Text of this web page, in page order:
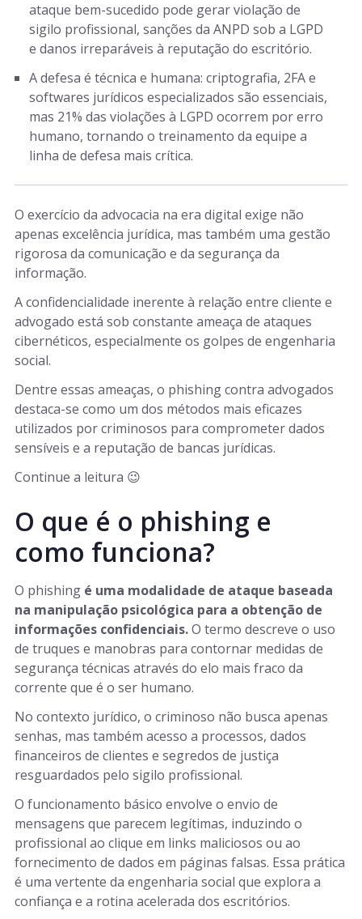
ataque bem-sucedido pode gerar violação de
sigilo profissional, sanções da ANPD sob a LGPD
e danos irreparáveis à reputação do escritório.
A defesa é técnica e humana: criptografia, 2FA e
softwares jurídicos especializados são essenciais,
mas 21% das violações à LGPD ocorrem por erro
humano, tornando o treinamento da equipe a
linha de defesa mais crítica.
O exercício da advocacia na era digital exige não
apenas excelência jurídica, mas também uma gestão
rigorosa da comunicação e da segurança da
informação.
A confidencialidade inerente à relação entre cliente e
advogado está sob constante ameaça de ataques
cibernéticos, especialmente os golpes de engenharia
social.
Dentre essas ameaças, o phishing contra advogados
destaca-se como um dos métodos mais eficazes
utilizados por criminosos para comprometer dados
sensíveis e a reputação de bancas jurídicas.
Continue a leitura 😉
O que é o phishing e
como funciona?
O phishing é uma modalidade de ataque baseada
na manipulação psicológica para a obtenção de
informações confidenciais.O termo descreve o uso
de truques e manobras para contornar medidas de
segurança técnicas através do elo mais fraco da
corrente que é o ser humano.
No contexto jurídico, o criminoso não busca apenas
senhas, mas também acesso a processos, dados
financeiros de clientes e segredos de justiça
resguardados pelo sigilo profissional.
O funcionamento básico envolve o envio de
mensagens que parecem legítimas, induzindo o
profissional ao clique em links maliciosos ou ao
fornecimento de dados em páginas falsas. Essa prática
é uma vertente da engenharia social que explora a
confiança e a rotina acelerada dos escritórios.